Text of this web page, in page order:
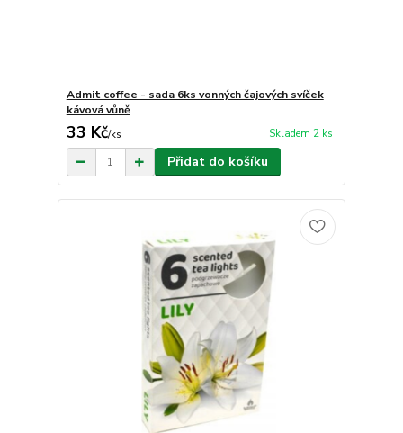
Admit coffee - sada 6ks vonných čajových svíček
kávová vůně
33 Kč/ks Skladem 2 ks
Přidat do košíku